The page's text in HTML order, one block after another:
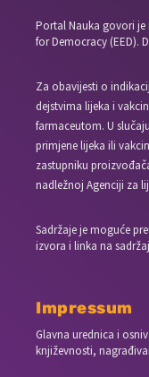
Portal Nauka govori
for Democracy (EED).
Za obavijesti o
dejstvima lijeka i
farmaceutom. U
primjene lijeka ili
zastupniku
nadležnoj Agenciji za
Sadržaje je moguće
izvora i linka na
Impressum
Glavna urednica i
književnosti,